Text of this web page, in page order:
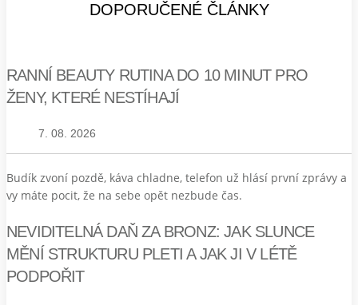
DOPORUČENÉ ČLÁNKY
RANNÍ BEAUTY RUTINA DO 10 MINUT PRO
ŽENY, KTERÉ NESTÍHAJÍ
7. 08. 2026
Budík zvoní pozdě, káva chladne, telefon už hlásí první zprávy a
vy máte pocit, že na sebe opět nezbude čas.
NEVIDITELNÁ DAŇ ZA BRONZ: JAK SLUNCE
MĚNÍ STRUKTURU PLETI A JAK JI V LÉTĚ
PODPOŘIT